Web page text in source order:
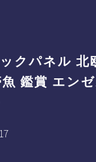
クパネル 北
魚 鑑賞 エン